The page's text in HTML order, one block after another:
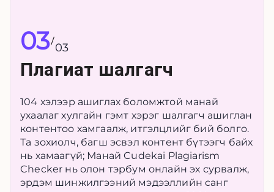
03/
03
Плагиат шалгагч
104 хэлээр ашиглах боломжтой манай
ухаалаг хулгайн гэмт хэрэг шалгагч ашиглан
контентоо хамгаалж, итгэлцлийг бий болго.
Та зохиолч, багш эсвэл контент бүтээгч байх
нь хамаагүй; Манай Cudekai Plagiarism
Checker нь олон тэрбум онлайн эх сурвалж,
эрдэм шинжилгээний мэдээллийн санг